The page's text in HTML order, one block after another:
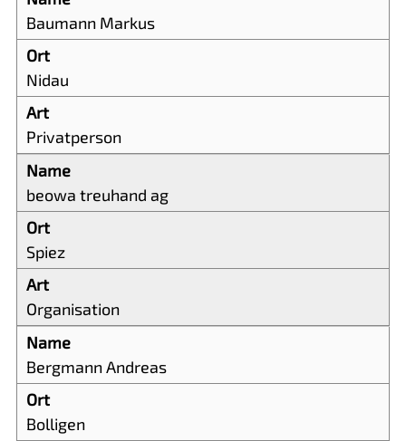
Baumann Markus
Nidau
Privatperson
beowa treuhand ag
Spiez
Organisation
Bergmann Andreas
Bolligen